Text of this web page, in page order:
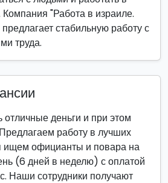
"Работа в израиле.
стабильную работу с
труда.
деньги и при этом
работу в лучших
ищем официанты и повара на
(6 дней в неделю) с оплатой
Наши сотрудники получают